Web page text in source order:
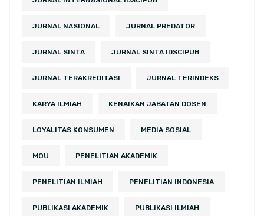
JURNAL NASIONAL JURNAL PREDATOR
JURNAL SINTA JURNAL SINTA IDSCIPUB
JURNAL TERAKREDITASI JURNAL TERINDEKS
KARYA ILMIAH KENAIKAN JABATAN DOSEN
LOYALITAS KONSUMEN MEDIA SOSIAL
MOU PENELITIAN AKADEMIK
PENELITIAN ILMIAH PENELITIAN INDONESIA
PUBLIKASI AKADEMIK PUBLIKASI ILMIAH